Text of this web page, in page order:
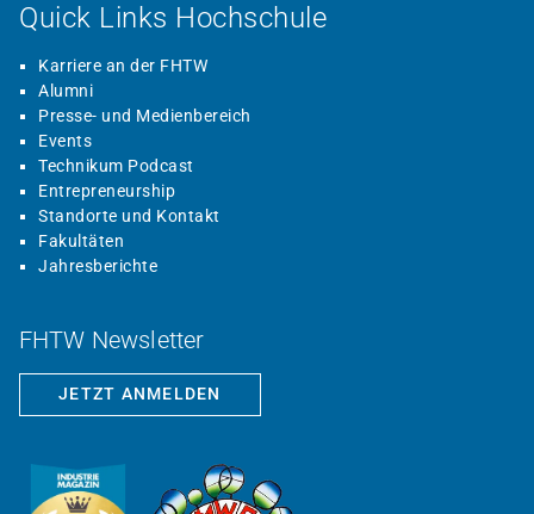
Quick Links Hochschule
Karriere an der FHTW
Alumni
Presse- und Medienbereich
Events
Technikum Podcast
Entrepreneurship
Standorte und Kontakt
Fakultäten
Jahresberichte
FHTW Newsletter
JETZT ANMELDEN